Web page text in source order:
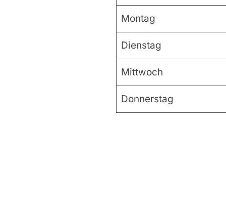
Montag
Dienstag
Mittwoch
Donnerstag